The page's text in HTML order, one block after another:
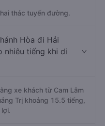
thác tuyến đường.
Hòa đi Hải
nhiêu tiếng khi di
xe khách từ Cam Lâm
Trị khoảng 15.5 tiếng,